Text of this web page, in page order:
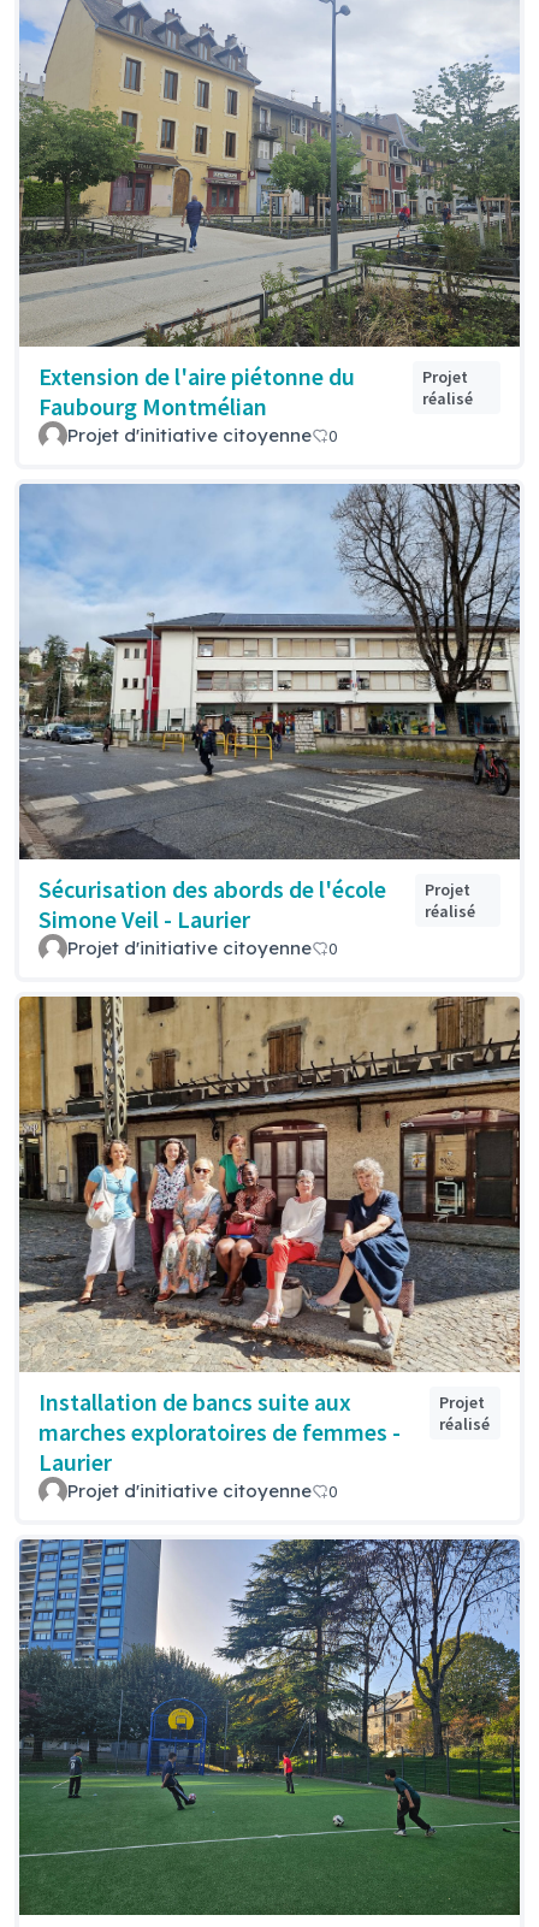
Extension de l'aire piétonne du
Faubourg Montmélian
Projet
réalisé
Projet d'initiative citoyenne 0
Sécurisation des abords de l'école
Simone Veil - Laurier
Projet
réalisé
Projet d'initiative citoyenne 0
Installation de bancs suite aux
marches exploratoires de femmes -
Laurier
Projet
réalisé
Projet d'initiative citoyenne 0